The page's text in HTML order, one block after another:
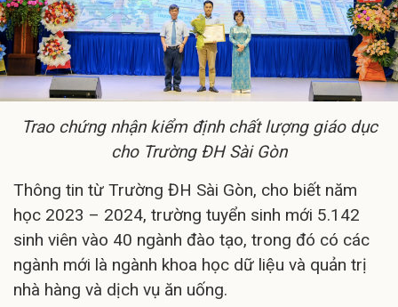
Trao chứng nhận kiểm định chất lượng giáo dục
cho Trường ĐH Sài Gòn
Thông tin từ Trường ĐH Sài Gòn, cho biết năm
học 2023 – 2024, trường tuyển sinh mới 5.142
sinh viên vào 40 ngành đào tạo, trong đó có các
ngành mới là ngành khoa học dữ liệu và quản trị
nhà hàng và dịch vụ ăn uống.